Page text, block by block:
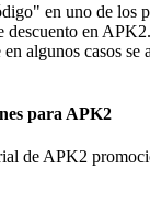
en uno de los
descuento en
algunos casos se
para APK2
de APK2